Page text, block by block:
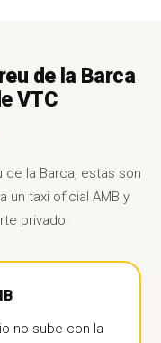
de la Barca
VTC
de la Barca, estas son
un taxi oficial AMB y
privado:
no sube con la